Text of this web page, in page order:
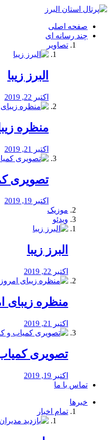
فصد
شرق
تهران
خشکشویی
صفحه اصلی
چند رسانه ای
تصاویر
البرز زیبا
اکتبر 22, 2019
منظره‌‌
اکتبر 21, 2019
️تصویری
اکتبر 19, 2019
موزیک
ویدئو
البرز زیبا
اکتبر 22, 2019
منظره‌‌ زیبای
اکتبر 21, 2019
️تصویری کمیاب
اکتبر 19, 2019
تماس با ما
خبرها
تمام اخبار